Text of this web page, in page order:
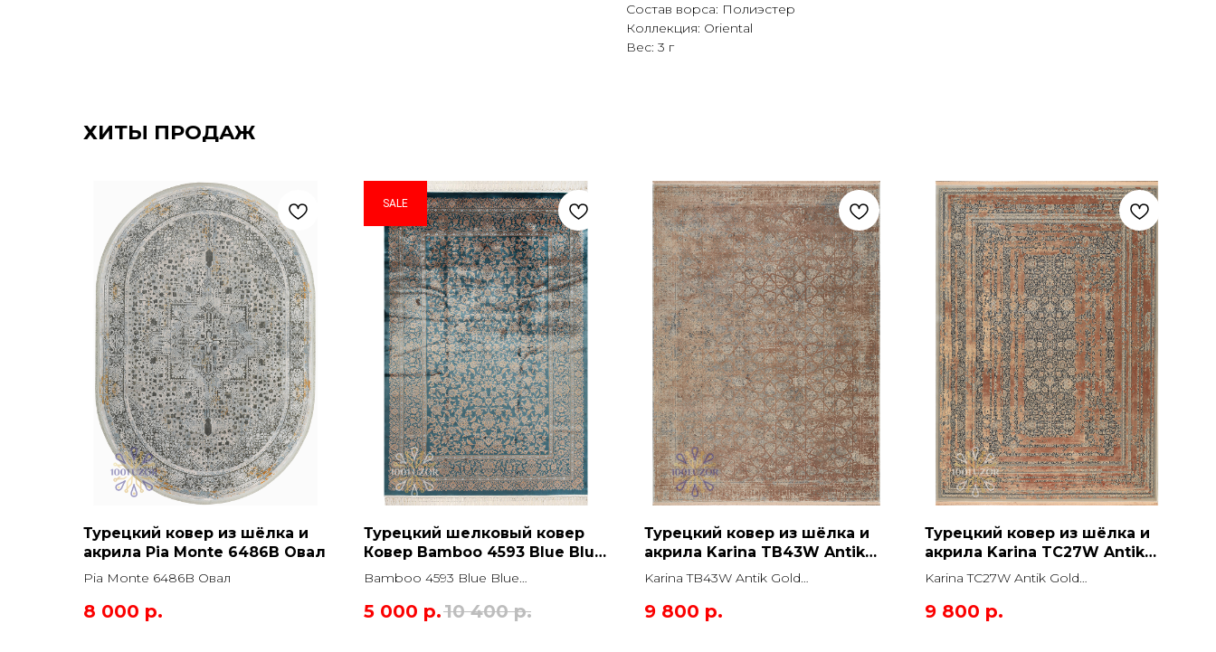
Состав ворса: Полиэстер
Коллекция: Oriental
Вес: 3 г
ХИТЫ ПРОДАЖ
Турецкий ковер из шёлка и
акрила Pia Monte 6486B Овал
Pia Monte 6486B Овал
8 000 р.
SALE
Турецкий шелковый ковер
Ковер Bamboo 4593 Blue Blue
Прямоугольник
Bamboo 4593 Blue Blue
5 000 р.10 400 р.
Турецкий ковер из шёлка и
акрила Karina TB43W Antik
Gold Прямоугольник
Karina TB43W Antik Gold
9 800 р.
Турецкий ковер из шёлка и
акрила Karina TC27W Antik
Gold Прямоугольник
Karina TC27W Antik Gold
9 800 р.